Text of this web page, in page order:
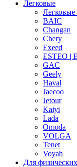
Легковые
Легковые
BAIC
Changan
Chery
Exeed
ESTEO |
GAC
Geely
Haval
Jaecoo
Jetour
Kaiyi
Lada
Omoda
VOLGA
Tenet
Voyah
Для